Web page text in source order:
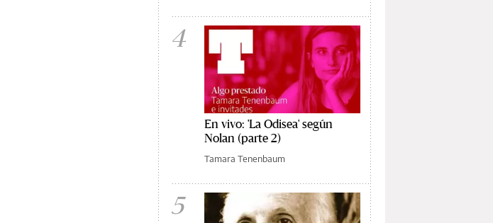
4
En vivo: 'La Odisea' según
Nolan (parte 2)
Tamara Tenenbaum
5